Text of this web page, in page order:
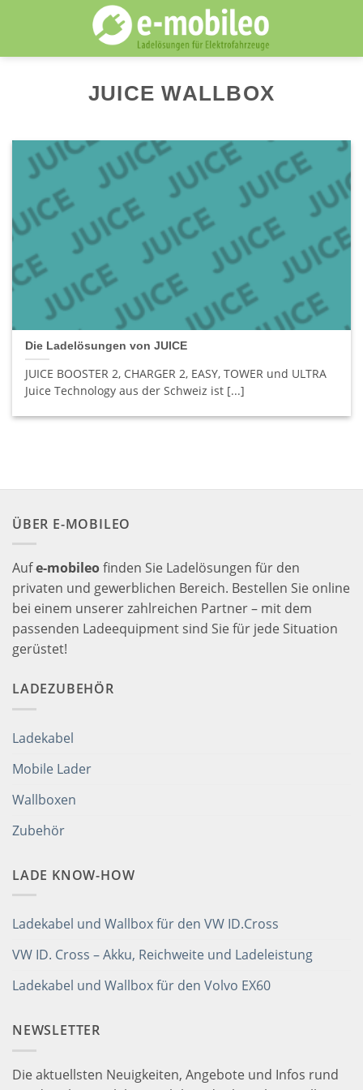
JUICE WALLBOX
Die Ladelösungen von JUICE
JUICE BOOSTER 2, CHARGER 2, EASY, TOWER und ULTRA
Juice Technology aus der Schweiz ist [...]
ÜBER E-MOBILEO
Aufe-mobileofinden Sie Ladelösungen für den
privaten und gewerblichen Bereich. Bestellen Sie online
bei einem unserer zahlreichen Partner – mit dem
passenden Ladeequipment sind Sie für jede Situation
gerüstet!
LADEZUBEHÖR
Ladekabel
Mobile Lader
Wallboxen
Zubehör
LADE KNOW-HOW
Ladekabel und Wallbox für den VW ID.Cross
VW ID. Cross – Akku, Reichweite und Ladeleistung
Ladekabel und Wallbox für den Volvo EX60
NEWSLETTER
Die aktuellsten Neuigkeiten, Angebote und Infos rund